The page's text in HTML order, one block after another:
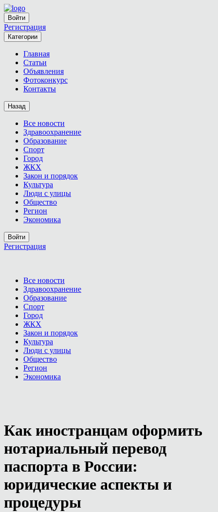
Войти
Регистрация
Категории
Главная
Статьи
Объявления
Фотоконкурс
Контакты
Назад
Все новости
Здравоохранение
Образование
Спорт
Город
ЖКХ
Закон и порядок
Культура
Люди с улицы
Общество
Регион
Экономика
Войти
Регистрация
Все новости
Здравоохранение
Образование
Спорт
Город
ЖКХ
Закон и порядок
Культура
Люди с улицы
Общество
Регион
Экономика
Как иностранцам оформить
нотариальный перевод
паспорта в России:
юридические аспекты и
процедуры